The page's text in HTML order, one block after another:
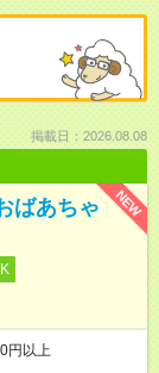
掲載日：2026.08.08
NEW
ばあちゃ
円以上